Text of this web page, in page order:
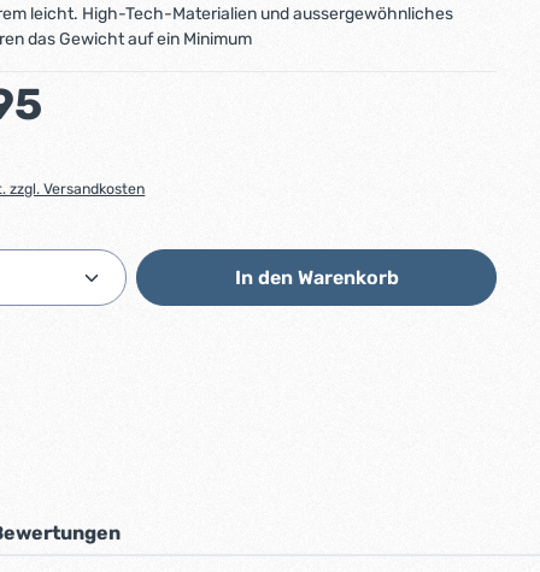
leicht. High-Tech-Materialien und aussergewöhnliches
das Gewicht auf ein Minimum
zzgl. Versandkosten
Gib den gewünschten Wert ein
In den Warenkorb